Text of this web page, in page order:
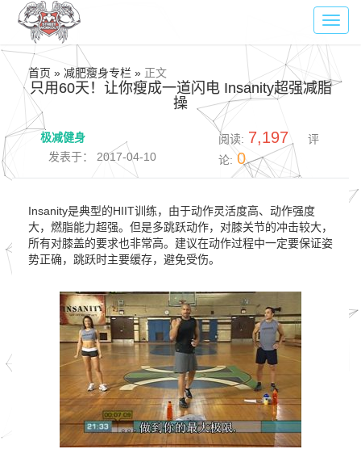
首页 » 减肥瘦身专栏 » 正文
只用60天！让你瘦成一道闪电 Insanity超强减脂
操
极减健身
发表于： 2017-04-10
阅读: 7,197
评
论: 0
Insanity是典型的HIIT训练，由于动作灵活度高、动作强度
大，燃脂能力超强。但是多跳跃动作，对膝关节的冲击较大，
所有对膝盖的要求也非常高。建议在动作过程中一定要保证姿
势正确，跳跃时主要缓存，避免受伤。